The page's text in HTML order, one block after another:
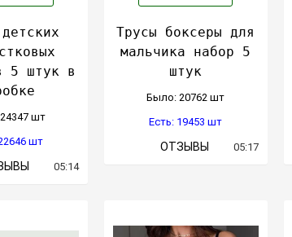
5 штук в
шт
шт
05:14
Трусы боксеры для
мальчика набор 5
штук
Было: 20762 шт
Есть: 19453 шт
ОТЗЫВЫ 05:17